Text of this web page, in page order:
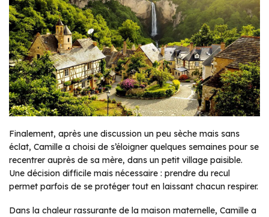
Finalement, après une discussion un peu sèche mais sans
éclat, Camille a choisi de s’éloigner quelques semaines pour se
recentrer auprès de sa mère, dans un petit village paisible.
Une décision difficile mais nécessaire : prendre du recul
permet parfois de se protéger tout en laissant chacun respirer.
Dans la chaleur rassurante de la maison maternelle, Camille a